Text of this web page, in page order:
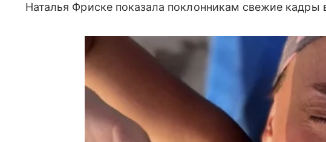
Наталья Фриске показала поклонникам свежие кадры